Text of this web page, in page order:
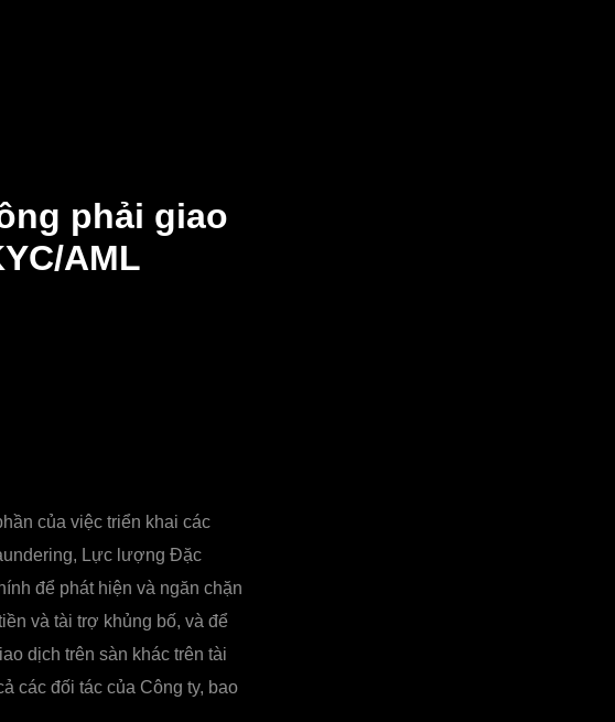
phải giao
AML
của việc triển khai các
Lực lượng Đặc
để phát hiện và ngăn chặn
và tài trợ khủng bố, và để
dịch trên sàn khác trên tài
các đối tác của Công ty, bao